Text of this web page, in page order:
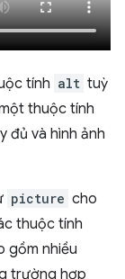
tính alt tuỳ
thuộc tính
đủ và hình ảnh
picture cho
thuộc tính
gồm nhiều
trường hợp